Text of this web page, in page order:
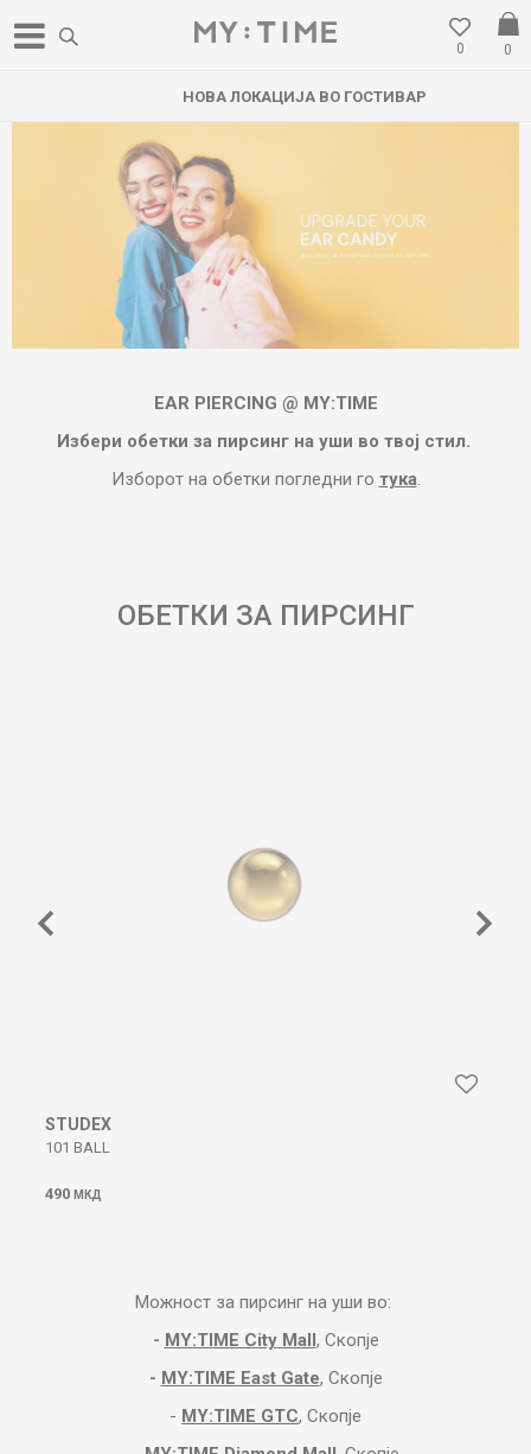
0
0
НОВА ЛОКАЦИЈА ВО ГОСТИВАР
EAR PIERCING @ MY:TIME
Избери обетки за пирсинг на уши во твој стил.
Изборот на обетки погледни го тука.
ОБЕТКИ ЗА ПИРСИНГ
STUDEX
101 BALL
490 МКД
Можност за пирсинг на уши во:
- MY:TIME City Mall , Скопје
- MY:TIME East Gate, Скопје
- MY:TIME GTC, Скопје